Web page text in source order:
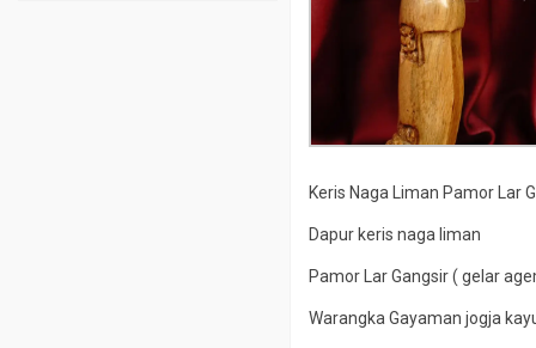
Keris Naga Liman Pamor Lar
Dapur keris naga liman
Pamor Lar Gangsir ( gelar
Warangka Gayaman jogja